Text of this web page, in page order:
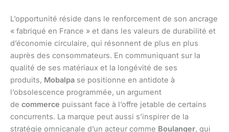
L’opportunité réside dans le renforcement de son ancrage
« fabriqué en France » et dans les valeurs de durabilité et
d’économie circulaire, qui résonnent de plus en plus
auprès des consommateurs. En communiquant sur la
qualité de ses matériaux et la longévité de ses
produits, Mobalpa se positionne en antidote à
l’obsolescence programmée, un argument
de commerce puissant face à l’offre jetable de certains
concurrents. La marque peut aussi s’inspirer de la
stratégie omnicanale d’un acteur comme Boulanger, qui